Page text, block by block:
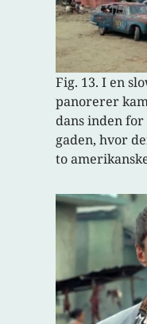
Fig. 13. I en
panorerer
dans inden
gaden, hvor
to